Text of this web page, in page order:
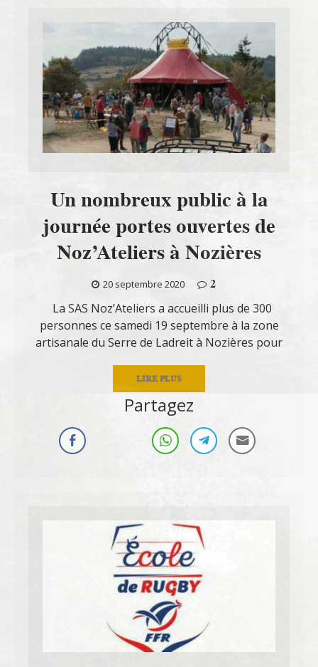
Un nombreux public à la
journée portes ouvertes de
Noz’Ateliers à Nozières
20 septembre 2020
2
La SAS Noz’Ateliers a accueilli plus de 300
personnes ce samedi 19 septembre à la zone
artisanale du Serre de Ladreit à Nozières pour
LIRE PLUS
Partagez